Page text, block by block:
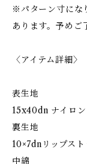
※パターン寸にな
あります。予めご
〈アイテム詳細〉
表生地
15x40dn ナイロ
裏生地
10×7dnリップス
中綿